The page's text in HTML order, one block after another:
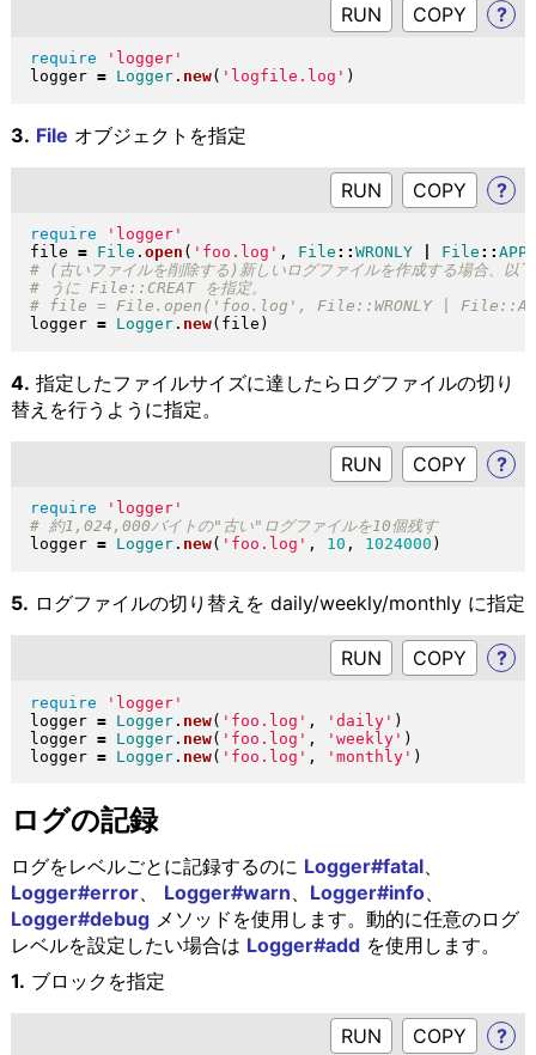
RUN ?
require
'logger'
logger = Logger. new( 'logfile.log' )
3. File オブジェクトを指定
RUN ?
require
'logger'
file = File . open ( 'foo.log' , File :: WRONLY File ::
logger = Logger. new( file )
4. 指定したファイルサイズに達したらログファイルの切り
替えを行うように指定。
RUN ?
require
'logger'
# 約1,024,000バイトの"古い"ログファイルを10個残す
logger = Logger. new( 'foo.log' , 10 , 1024000 )
5. ログファイルの切り替えを daily/weekly/monthly に指定
RUN ?
require
'logger'
logger = Logger. new( 'foo.log' , 'daily' )
logger = Logger. new( 'foo.log' , 'weekly' )
logger = Logger. new( 'foo.log' , 'monthly' )
ログの記録
ログをレベルごとに記録するのに Logger#fatal、
Logger#error、 Logger#warn Logger#info、
Logger#debugメソッドを使用します。動的に任意のログ
レベルを設定したい場合は Logger#addを使用します。
1. ブロックを指定
RUN ?